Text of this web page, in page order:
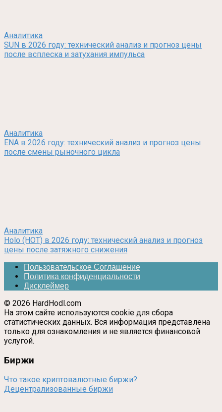
Аналитика
SUN в 2026 году: технический анализ и прогноз цены
после всплеска и затухания импульса
Аналитика
ENA в 2026 году: технический анализ и прогноз цены
после смены рыночного цикла
Аналитика
Holo (HOT) в 2026 году: технический анализ и прогноз
цены после затяжного снижения
Пользовательское Соглашение
Политика конфиденциальности
Дисклеймер
© 2026 HardHodl.com
На этом сайте используются cookie для сбора
статистических данных. Вся информация представлена
только для ознакомления и не является финансовой
услугой.
Биржи
Что такое криптовалютные биржи?
Децентрализованные биржи